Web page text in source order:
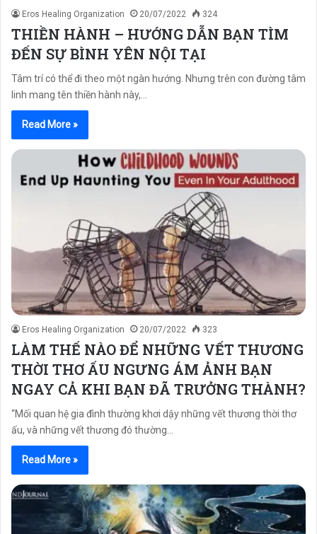
Eros Healing Organization 20/07/2022 324
THIỀN HÀNH – HƯỚNG DẪN BẠN TÌM
ĐẾN SỰ BÌNH YÊN NỘI TẠI
Tâm trí có thể đi theo một ngàn hướng. Nhưng trên con đường tâm
linh mang tên thiền hành này,…
Read More »
Eros Healing Organization 20/07/2022 323
LÀM THẾ NÀO ĐỂ NHỮNG VẾT THƯƠNG
THỜI THƠ ẤU NGƯNG ÁM ẢNH BẠN
NGAY CẢ KHI BẠN ĐÃ TRƯỞNG THÀNH?
“Mối quan hệ gia đình thường khơi dậy những vết thương thời thơ
ấu, và những vết thương đó thường…
Read More »